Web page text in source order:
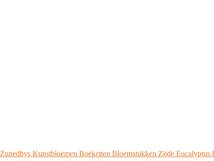
Zunedhys Kunstbloemen Boeketten Bloemstukken Zijde